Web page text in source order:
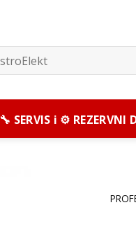
🔧 SERVIS i ⚙️ REZERVNI